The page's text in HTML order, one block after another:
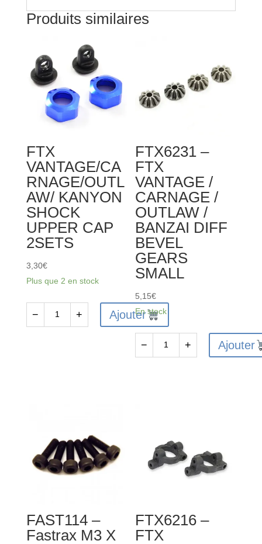
(6PCS)
Produits similaires
FTX
VANTAGE/CA
RNAGE/OUTL
AW/ KANYON
SHOCK
UPPER CAP
2SETS
3,30€
Plus que 2 en stock
2SETS
− + Ajouter
FTX6231 –
FTX
VANTAGE /
CARNAGE /
OUTLAW /
BANZAI DIFF
BEVEL
GEARS
SMALL
5,15€
En stock
CARNAGE
BANZAI
DIFF
− + Ajouter
FAST114 –
Fastrax M3 X
FTX6216 –
FTX